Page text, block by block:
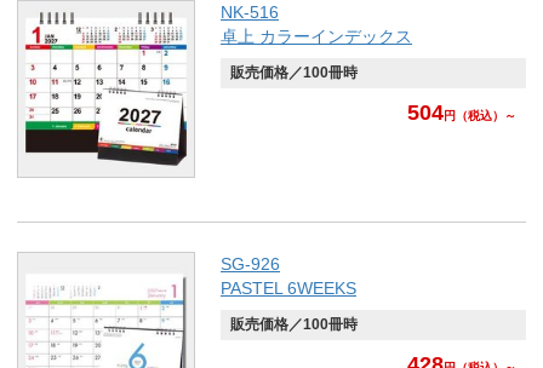
NK-516
卓上 カラーインデックス
販売価格／100冊時
504円 （税込）～
SG-926
PASTEL 6WEEKS
販売価格／100冊時